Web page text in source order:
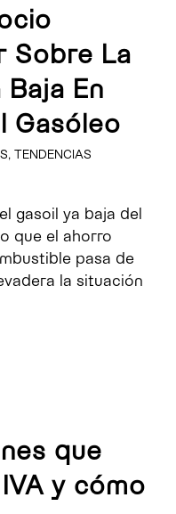
Sobre La
En
Gasóleo
, TENDENCIAS
gasoil ya baja del
que el ahorro
pasa de
la situación
que
y cómo